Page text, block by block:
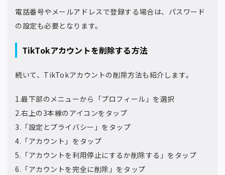
電話番号やメールアドレスで登録する場合は、パスワード
の設定も必要となります。
TikTokアカウントを削除する方法
続いて、TikTokアカウントの削除方法も紹介します。
1.最下部のメニューから「プロフィール」を選択
2.右上の3本線のアイコンをタップ
3.「設定とプライバシー」をタップ
4.「アカウント」をタップ
5.「アカウントを利用停止にするか削除する」をタップ
6.「アカウントを完全に削除」をタップ